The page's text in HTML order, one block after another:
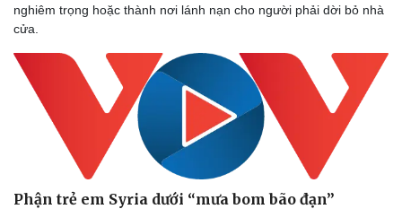
nghiêm trọng hoặc thành nơi lánh nạn cho người phải dời bỏ nhà
cửa.
Phận trẻ em Syria dưới “mưa bom bão đạn”